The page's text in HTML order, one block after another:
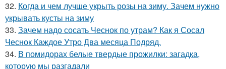
32. Когда и чем лучше укрыть розы на зиму. Зачем нужно
укрывать кусты на зиму
33. Зачем надо сосать Чеснок по утрам? Как я Сосал
Чеснок Каждое Утро Два месяца Подряд.
34. В помидорах белые твердые прожилки: загадка,
которую мы разгадали